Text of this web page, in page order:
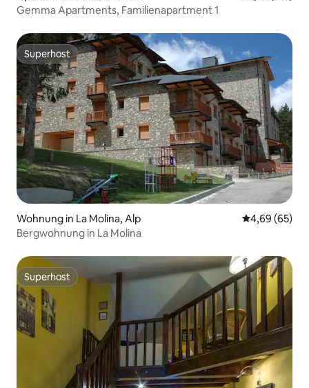
Gemma Apartments, Familienapartment 1
Superhost
Superhost
Wohnung in La Molina, Alp
4,69 (65)
Bergwohnung in La Molina
Superhost
Superhost